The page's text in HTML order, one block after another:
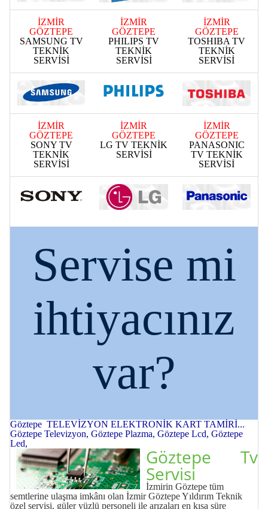
İZMİR
GÖZTEPE
SAMSUNG TV
TEKNİK
SERVİSİ
İZMİR
GÖZTEPE
PHILIPS TV
TEKNİK
SERVİSİ
İZMİR
GÖZTEPE
TOSHIBA TV
TEKNİK
SERVİSİ
İZMİR
GÖZTEPE
SONY TV
TEKNİK
SERVİSİ
İZMİR
GÖZTEPE
LG TV TEKNİK
SERVİSİ
İZMİR
GÖZTEPE
PANASONIC
TV TEKNİK
SERVİSİ
Servise mi
ihtiyacınız
var?
Göztepe TELEVİZYON ELEKTRONİK KART TAMİRİ...
Göztepe Televizyon, Göztepe Plazma, Göztepe Lcd, Göztepe
Led,
Göztepe Tv
Servisi
İzmirin Göztepe tüm
semtlerine ulaşma imkânı olan İzmir Göztepe Yıldırım Teknik
özel servisi, güler yüzlü personeli ile arızaları en kısa süre